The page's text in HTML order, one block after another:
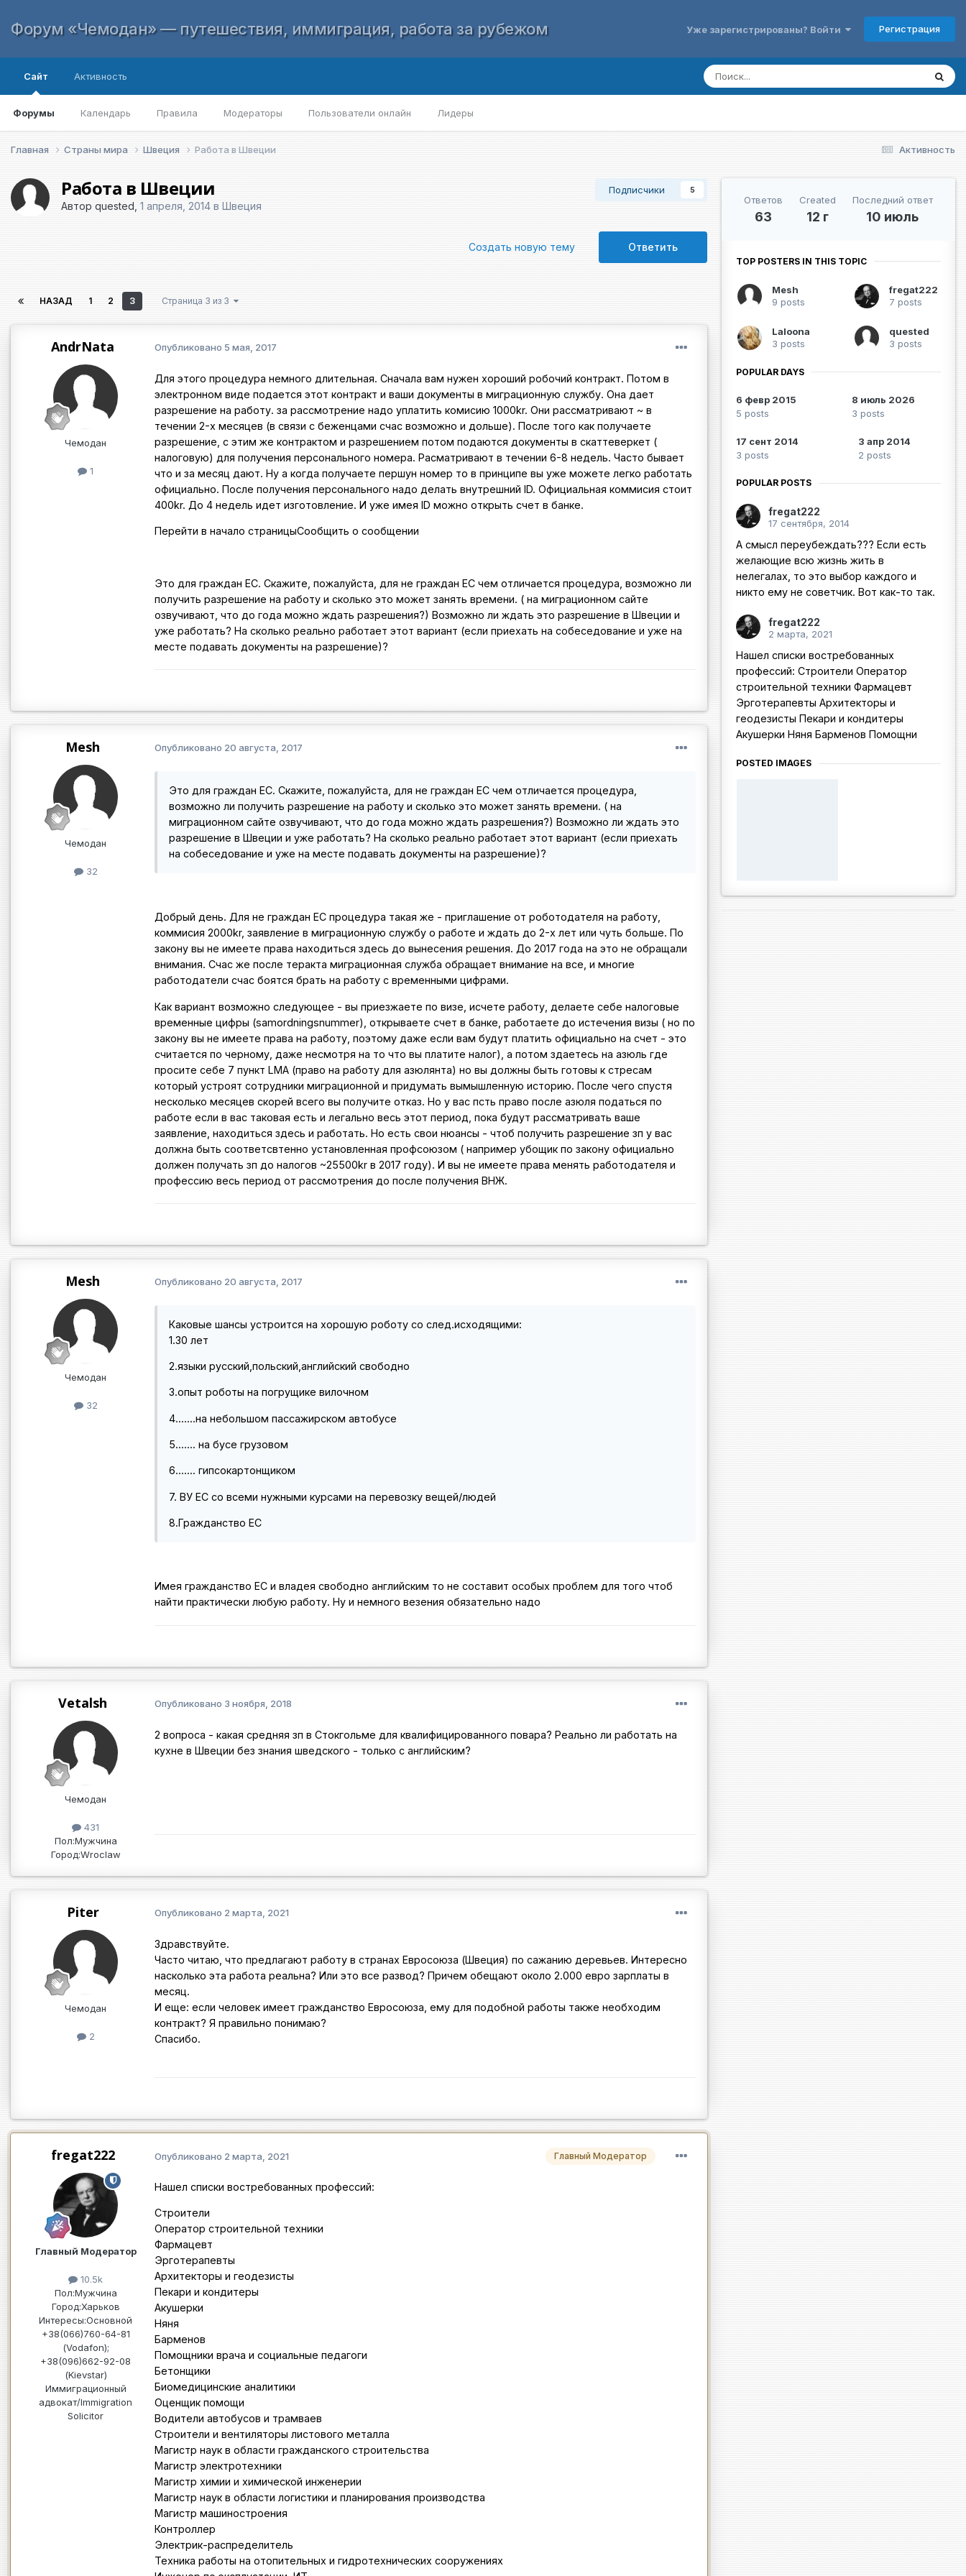
Форум «Чемодан» — путешествия, иммиграция, работа за рубежом Уже зарегистрированы? Войти Регистрация
Сайт
Форумы Календарь Правила Модераторы Пользователи онлайн Лидеры
Активность
Активность
Главная Страны мира Швеция Работа в Швеции
Подписчики 5
Работа в Швеции
Автор quested 1 апреля, 2014 в Швеция
Ответить
Создать новую тему
НАЗАД 1 2 3 Страница 3 из 3
AndrNata
Чемодан
1
Опубликовано 5 мая, 2017
Для этого процедура немного длительная. Сначала вам нужен хороший робочий контракт. Потом в
электронном виде подается этот контракт и ваши документы в миграционную службу. Она дает
разрешение на работу. за рассмотрение надо уплатить комисию 1000kr. Они рассматривают ~ в
течении 2-х месяцев (в связи с беженцами счас возможно и дольше). После того как получаете
разрешение, с этим же контрактом и разрешением потом подаются документы в скаттеверкет (
налоговую) для получения персонального номера. Расматривают в течении 6-8 недель. Часто бывает
что и за месяц дают. Ну а когда получаете першун номер то в принципе вы уже можете легко работать
официально. После получения персонального надо делать внутрешний ID. Официальная коммисия стоит
400kr. До 4 недель идет изготовление. И уже имея ID можно открыть счет в банке.
Перейти в начало страницыСообщить о сообщении
Это для граждан ЕС. Скажите, пожалуйста, для не граждан ЕС чем отличается процедура, возможно ли
получить разрешение на работу и сколько это может занять времени. ( на миграционном сайте
озвучивают, что до года можно ждать разрешения?) Возможно ли ждать это разрешение в Швеции и
уже работать? На сколько реально работает этот вариант (если приехать на собеседование и уже на
месте подавать документы на разрешение)?
Mesh
Чемодан
32
Опубликовано 20 августа, 2017
Это для граждан ЕС. Скажите, пожалуйста, для не граждан ЕС чем отличается процедура,
возможно ли получить разрешение на работу и сколько это может занять времени. ( на
миграционном сайте озвучивают, что до года можно ждать разрешения?) Возможно ли ждать это
разрешение в Швеции и уже работать? На сколько реально работает этот вариант (если приехать
на собеседование и уже на месте подавать документы на разрешение)?
Добрый день. Для не граждан ЕС процедура такая же - приглашение от роботодателя на работу,
коммисия 2000kr, заявление в миграционную службу о работе и ждать до 2-х лет или чуть больше. По
закону вы не имеете права находиться здесь до вынесения решения. До 2017 года на это не обращали
внимания. Счас же после теракта миграционная служба обращает внимание на все, и многие
работодатели счас боятся брать на работу с временными цифрами.
Как вариант возможно следующее - вы приезжаете по визе, исчете работу, делаете себе налоговые
временные цифры (samordningsnummer), открываете счет в банке, работаете до истечения визы ( но по
закону вы не имеете права на работу, поэтому даже если вам будут платить официально на счет - это
считается по черному, даже несмотря на то что вы платите налог), а потом здаетесь на азюль где
просите себе 7 пункт LMA (право на работу для азюлянта) но вы должны быть готовы к стресам
который устроят сотрудники миграционной и придумать вымышленную историю. После чего спустя
несколько месяцев скорей всего вы получите отказ. Но у вас псть право после азюля податься по
работе если в вас таковая есть и легально весь этот период, пока будут рассматривать ваше
заявление, находиться здесь и работать. Но есть свои нюансы - чтоб получить разрешение зп у вас
должна быть соответсвтенно установленная профсоюзом ( например убощик по закону официально
должен получать зп до налогов ~25500kr в 2017 году). И вы не имеете права менять работодателя и
профессию весь период от рассмотрения до после получения ВНЖ.
Mesh
Чемодан
32
Опубликовано 20 августа, 2017
Каковые шансы устроится на хорошую роботу со след.исходящими:
1.30 лет
2.языки русский,польский,английский свободно
3.опыт роботы на погрущике вилочном
4.......на небольшом пассажирском автобусе
5....... на бусе грузовом
6....... гипсокартонщиком
7. ВУ ЕС со всеми нужными курсами на перевозку вещей/людей
8.Гражданство ЕС
Имея гражданство ЕС и владея свободно английским то не составит особых проблем для того чтоб
найти практически любую работу. Ну и немного везения обязательно надо
Vetalsh
Чемодан
431
Пол:Мужчина
Город:Wroclaw
Опубликовано 3 ноября, 2018
2 вопроса - какая средняя зп в Стокгольме для квалифицированного повара? Реально ли работать на
кухне в Швеции без знания шведского - только с английским?
Piter
Чемодан
2
Опубликовано 2 марта, 2021
Здравствуйте.
Часто читаю, что предлагают работу в странах Евросоюза (Швеция) по сажанию деревьев. Интересно
насколько эта работа реальна? Или это все развод? Причем обещают около 2.000 евро зарплаты в
месяц.
И еще: если человек имеет гражданство Евросоюза, ему для подобной работы также необходим
контракт? Я правильно понимаю?
Спасибо.
fregat222
Главный Модератор
10.5k
Пол:Мужчина
Город:Харьков
Интересы:Основной
+38(066)760-64-81
(Vodafon);
+38(096)662-92-08
(Kievstar)
Иммиграционный
адвокат/Immigration
Solicitor
Главный Модератор
Опубликовано 2 марта, 2021
Нашел списки востребованных профессий:
Строители
Оператор строительной техники
Фармацевт
Эрготерапевты
Архитекторы и геодезисты
Пекари и кондитеры
Акушерки
Няня
Барменов
Помощники врача и социальные педагоги
Бетонщики
Биомедицинские аналитики
Оценщик помощи
Водители автобусов и трамваев
Строители и вентиляторы листового металла
Магистр наук в области гражданского строительства
Магистр электротехники
Магистр химии и химической инженерии
Магистр наук в области логистики и планирования производства
Магистр машиностроения
Контроллер
Электрик-распределитель
Техника работы на отопительных и гидротехнических сооружениях
Ответов
63
Created
12 г
Последний ответ
10 июль
TOP POSTERS IN THIS TOPIC
Mesh
9 posts
fregat222
7 posts
Laloona
3 posts
quested
3 posts
POPULAR DAYS
6 февр 2015
5 posts
8 июль 2026
3 posts
17 сент 2014
3 posts
3 апр 2014
2 posts
POPULAR POSTS
fregat222
17 сентября, 2014
А смысл переубеждать??? Если есть
желающие всю жизнь жить в
нелегалах, то это выбор каждого и
никто ему не советчик. Вот как-то так.
fregat222
2 марта, 2021
Нашел списки востребованных
профессий: Строители Оператор
строительной техники Фармацевт
Эрготерапевты Архитекторы и
геодезисты Пекари и кондитеры
Акушерки Няня Барменов Помощни
POSTED IMAGES